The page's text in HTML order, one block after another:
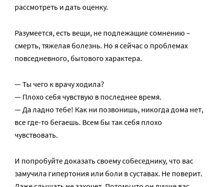
рассмотреть и дать оценку.
Разумеется, есть вещи, не подлежащие сомнению –
смерть, тяжелая болезнь. Но я сейчас о проблемах
повседневного, бытового характера.
— Ты чего к врачу ходила?
— Плохо себя чувствую в последнее время.
— Да ладно тебе! Как ни позвонишь, никогда дома нет,
все где-то бегаешь. Всем бы так себя плохо
чувствовать.
И попробуйте доказать своему собеседнику, что вас
замучила гипертония или боли в суставах. Не поверит.